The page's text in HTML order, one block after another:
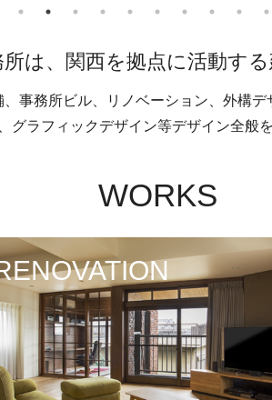
所は、関西を拠点に活動する
事務所ビル、リノベーション、 外構デ
グラフィックデザイン等デザイン全般
WORKS